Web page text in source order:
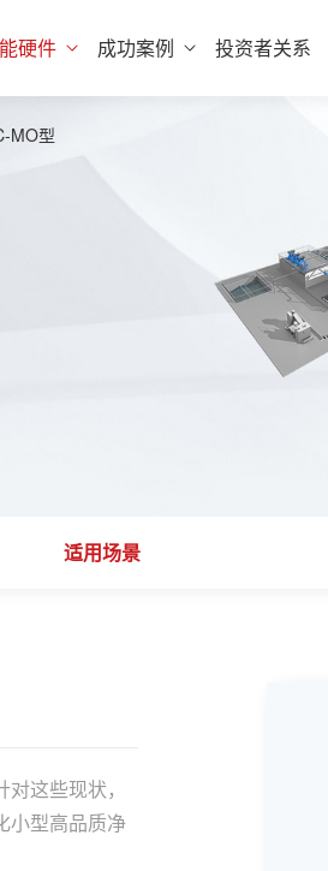
硬件 成功案例 投资者关系
MO型
适用场景
这些现状，
小型高品质净